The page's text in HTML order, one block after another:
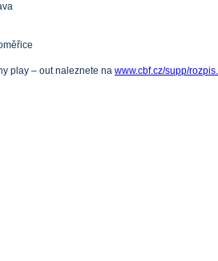
play – out naleznete na www.cbf.cz/supp/